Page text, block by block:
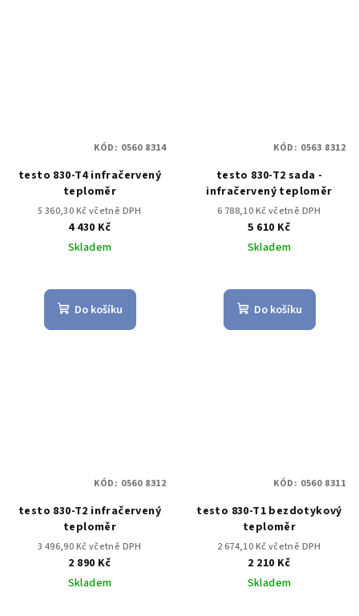
testo 830-T4 infračervený
teploměr
5 360,30 Kč včetně DPH
4 430 Kč
Skladem
Do košíku
KÓD: 0560 8314
testo 830-T2 sada -
infračervený teploměr
6 788,10 Kč včetně DPH
5 610 Kč
Skladem
Do košíku
KÓD: 0563 8312
testo 830-T2 infračervený
teploměr
3 496,90 Kč včetně DPH
2 890 Kč
Skladem
KÓD: 0560 8312
testo 830-T1 bezdotykový
teploměr
2 674,10 Kč včetně DPH
2 210 Kč
Skladem
KÓD: 0560 8311